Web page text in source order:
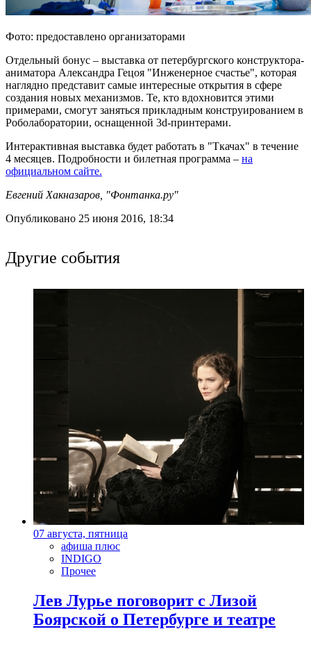
Фото: предоставлено организаторами
Отдельный бонус – выставка от петербургского конструктора-
аниматора Александра Гецоя "Инженерное счастье", которая
наглядно представит самые интересные открытия в сфере
создания новых механизмов. Те, кто вдохновится этими
примерами, смогут заняться прикладным конструированием в
Роболаборатории, оснащенной 3d-принтерами.
Интерактивная выставка будет работать в "Ткачах" в течение
4 месяцев. Подробности и билетная программа – на
официальном сайте.
Евгений Хакназаров, "Фонтанка.ру"
Опубликовано 25 июня 2016, 18:34
Другие события
07 августа, пятница
афиша плюс
INDIGO
Прочее
Лев Лурье поговорит с Лизой
Боярской о Петербурге и театре